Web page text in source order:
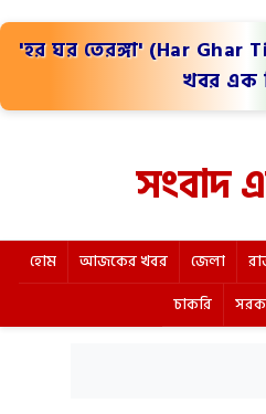
'হর ঘর তেরঙ্গা' (Har Ghar
খবর এক
সংবাদ
হোম আজকের খবর জেলা
চাকরি